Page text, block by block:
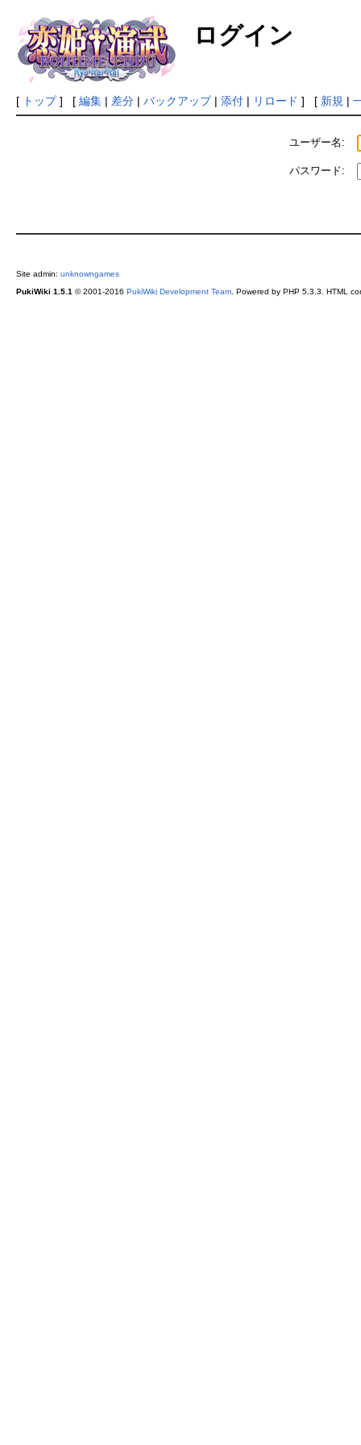
ログイン
[ トップ] [ 編集| 差分| バックアップ| 添付| リロード ] [ 新規 |
ユーザー名:
パスワード:
Site admin: unknowngames
PukiWiki 1.5.1 © 2001-2016 PukiWiki Development Team. Powered by PHP 5.3.3. HTML